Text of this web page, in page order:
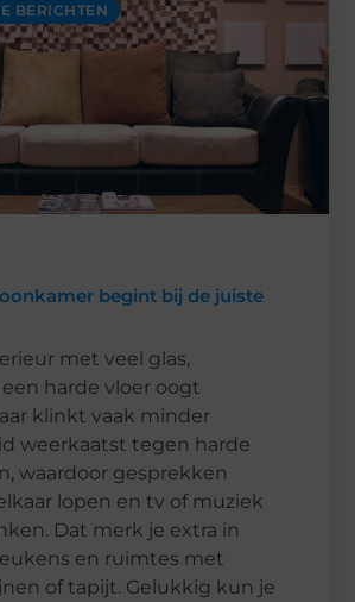
BERICHTEN
begint bij de juiste
met veel glas,
harde vloer oogt
klinkt vaak minder
weerkaatst tegen harde
waardoor gesprekken
lopen en tv of muziek
Dat merk je extra in
en ruimtes met
of tapijt. Gelukkig kun je